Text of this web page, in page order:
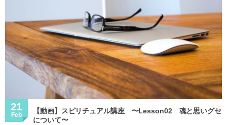
21
Feb
【動画】スピリチュアル講座 〜Lesson02 魂と思いグセ
について〜